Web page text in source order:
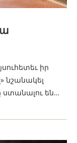
իր
նշանակել
ստանալու են…